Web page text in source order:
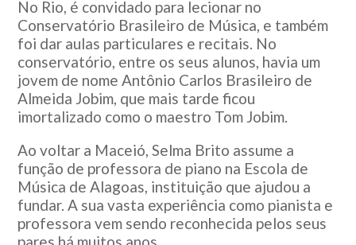
No Rio, é convidado para lecionar no
Conservatório Brasileiro de Música, e também
foi dar aulas particulares e recitais. No
conservatório, entre os seus alunos, havia um
jovem de nome Antônio Carlos Brasileiro de
Almeida Jobim, que mais tarde ficou
imortalizado como o maestro Tom Jobim.
Ao voltar a Maceió, Selma Brito assume a
função de professora de piano na Escola de
Música de Alagoas, instituição que ajudou a
fundar. A sua vasta experiência como pianista e
professora vem sendo reconhecida pelos seus